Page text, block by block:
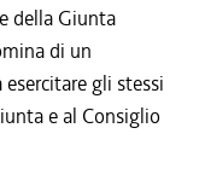
della Giunta
di un
gli stessi
e al Consiglio